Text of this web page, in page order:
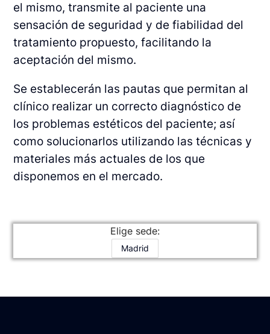
el mismo, transmite al paciente una
sensación de seguridad y de fiabilidad del
tratamiento propuesto, facilitando la
aceptación del mismo.
Se establecerán las pautas que permitan al
clínico realizar un correcto diagnóstico de
los problemas estéticos del paciente; así
como solucionarlos utilizando las técnicas y
materiales más actuales de los que
disponemos en el mercado.
Elige sede:
Madrid